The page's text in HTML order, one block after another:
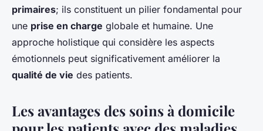
primaires; ils constituent un pilier fondamental pour
une prise en charge globale et humaine. Une
approche holistique qui considère les aspects
émotionnels peut significativement améliorer la
qualité de vie des patients.
Les avantages des soins à domicile